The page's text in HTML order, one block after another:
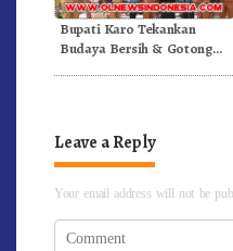
Bupati Karo Tekankan
Budaya Bersih & Gotong
Leave a Reply
Your email address will not be